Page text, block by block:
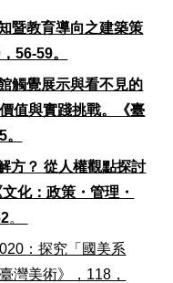
暨教育導向之建築策
56-59。
觸覺展示與看不見的
值與實踐挑戰。《臺
方？ 從人權觀點探討
化：政策・管理・
。
：探究「國美系
灣美術》，118，